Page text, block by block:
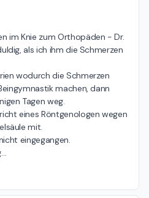
im Knie zum Orthopäden - Dr.
als ich ihm die Schmerzen
wodurch die Schmerzen
machen, dann
Tagen weg.
eines Röntgenologen wegen
mit.
eingegangen.
…